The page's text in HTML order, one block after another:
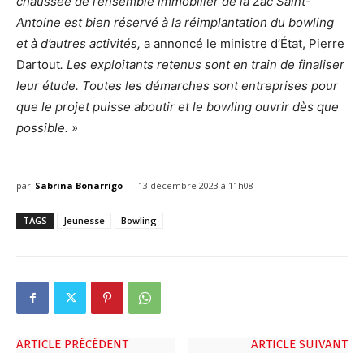
Antoine est bien réservé à la réimplantation du bowling
et à d’autres activités, a annoncé le ministre d’État, Pierre
Dartout. Les exploitants retenus sont en train de finaliser
leur étude. Toutes les démarches sont entreprises pour
que le projet puisse aboutir et le bowling ouvrir dès que
possible. »
par Sabrina Bonarrigo - 13 décembre 2023 à 11h08
TAGS Jeunesse Bowling
ARTICLE PRÉCÉDENT ARTICLE SUIVANT